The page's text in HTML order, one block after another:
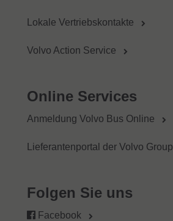
Lokale Vertriebskontakte
Volvo Action Service
Online Services
Anmeldung Volvo Bus Online
Lieferantenportal der Volvo Group
Folgen Sie uns
Facebook